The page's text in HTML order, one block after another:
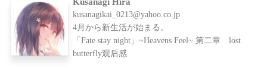
kusanagikai_0213@yahoo.co.jp
4月から新生活が始まる。
「Fate stay night」~Heavens Feel~ 第二章 lost
butterfly观后感